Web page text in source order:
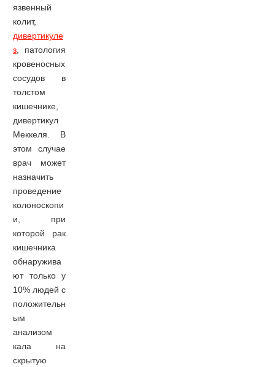
язвенный
колит,
дивертикуле
з , патология
кровеносных
сосудов в
толстом
кишечнике,
дивертикул
Меккеля. В
этом случае
врач может
назначить
проведение
колоноскопи
и, при
которой рак
кишечника
обнаружива
ют только у
10% людей с
положительн
ым
анализом
кала на
скрытую